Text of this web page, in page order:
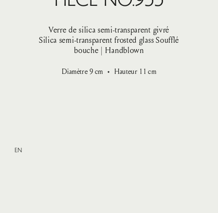
Verre de silica semi-transparent givré
Silica semi-transparent frosted glass Soufflé
bouche | Handblown
Diamètre 9 cm Hauteur 11 cm
EN